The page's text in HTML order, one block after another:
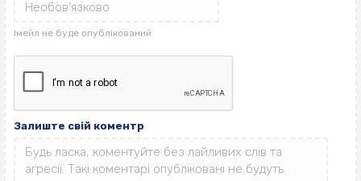
Залиште свій коментр